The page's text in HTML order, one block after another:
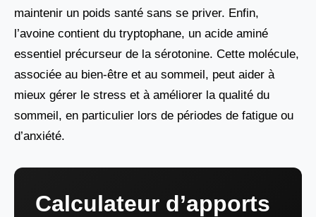
maintenir un poids santé sans se priver. Enfin,
l’avoine contient du tryptophane, un acide aminé
essentiel précurseur de la sérotonine. Cette molécule,
associée au bien-être et au sommeil, peut aider à
mieux gérer le stress et à améliorer la qualité du
sommeil, en particulier lors de périodes de fatigue ou
d’anxiété.
Calculateur d’apports